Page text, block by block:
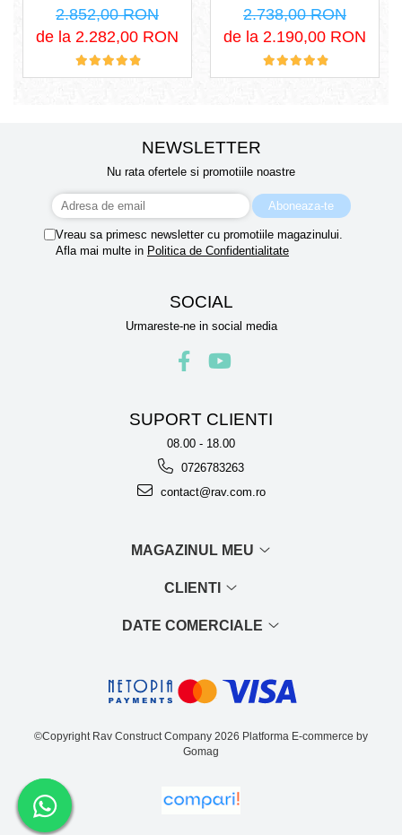
2.852,00 RON
de la 2.282,00 RON
2.738,00 RON
de la 2.190,00 RON
NEWSLETTER
Nu rata ofertele si promotiile noastre
Vreau sa primesc newsletter cu promotiile magazinului.
Afla mai multe in Politica de Confidentialitate
SOCIAL
Urmareste-ne in social media
SUPORT CLIENTI
08.00 - 18.00
0726783263
contact@rav.com.ro
MAGAZINUL MEU
CLIENTI
DATE COMERCIALE
©Copyright Rav Construct Company 2026 Platforma E-commerce by
Gomag